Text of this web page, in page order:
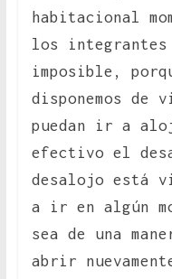
habitacional
los
imposible,
disponemos de
puedan ir a
efectivo el
desalojo está
a ir en algún
sea de una
abrir